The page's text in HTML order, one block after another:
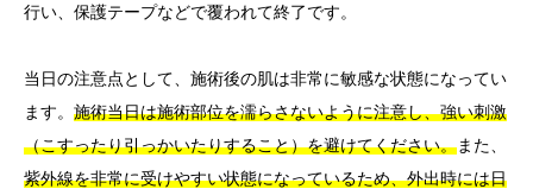
行い、保護テープなどで覆われて終了です。
当日の注意点として、施術後の肌は非常に敏感な状態になってい
ます。 施術当日は施術部位を濡らさないように注意し、強い刺激
（こすったり引っかいたりすること）を避けてください。また、
紫外線を非常に受けやすい状態になっているため、外出時には日